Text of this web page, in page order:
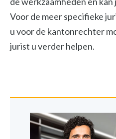
Voor de meer specifieke
u voor de kantonrechter
jurist u verder helpen.